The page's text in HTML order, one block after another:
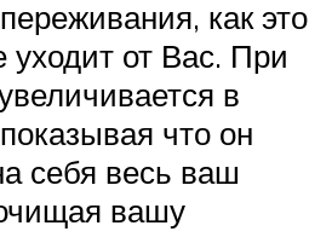
как это
уходит от Вас. При
в
что он
себя весь ваш
вашу